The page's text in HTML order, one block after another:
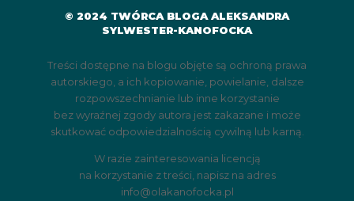
© 2024 TWÓRCA BLOGA ALEKSANDRA
SYLWESTER-KANOFOCKA
Treści dostępne na blogu objęte są ochroną prawa
autorskiego, a ich kopiowanie, powielanie, dalsze
rozpowszechnianie lub inne korzystanie
bez wyraźnej zgody autora jest zakazane i może
skutkować odpowiedzialnością cywilną lub karną.
W razie zainteresowania licencją
na korzystanie z treści, napisz na adres
info@olakanofocka.pl